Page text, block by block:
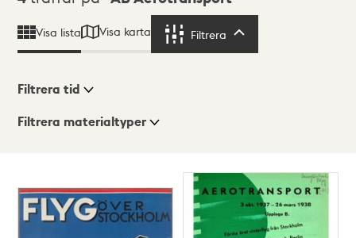
Visa lista Visa karta Filtrera
Visningsläge
Lista
Karta
Filtrera tid
Filtrera materialtyper